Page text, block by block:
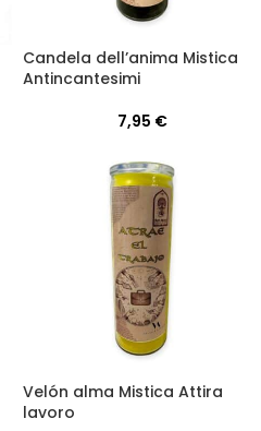
Candela dell’anima Mistica
Antincantesimi
7,95 €
Velón alma Mistica Attira
lavoro